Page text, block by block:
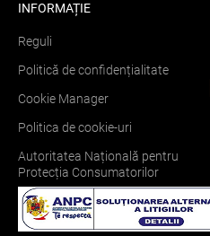
INFORMAȚIE
Reguli
Politică de confidențialitate
Cookie Manager
Politica de cookie-uri
Autoritatea Națională pentru
Protecția Consumatorilor